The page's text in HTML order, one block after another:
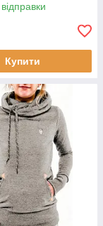
Купити